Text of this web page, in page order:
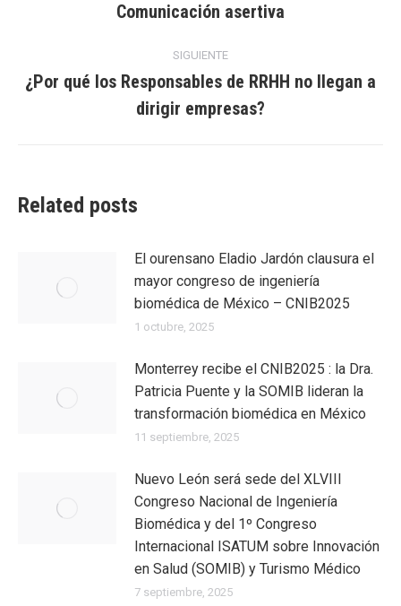
Entrada
Comunicación asertiva
SIGUIENTE
siguiente:
¿Por qué los Responsables de RRHH no llegan a
dirigir empresas?
Related posts
El ourensano Eladio Jardón clausura el
mayor congreso de ingeniería
biomédica de México – CNIB2025
1 octubre, 2025
Monterrey recibe el CNIB2025 : la Dra.
Patricia Puente y la SOMIB lideran la
transformación biomédica en México
11 septiembre, 2025
Nuevo León será sede del XLVIII
Congreso Nacional de Ingeniería
Biomédica y del 1º Congreso
Internacional ISATUM sobre Innovación
en Salud (SOMIB) y Turismo Médico
7 septiembre, 2025